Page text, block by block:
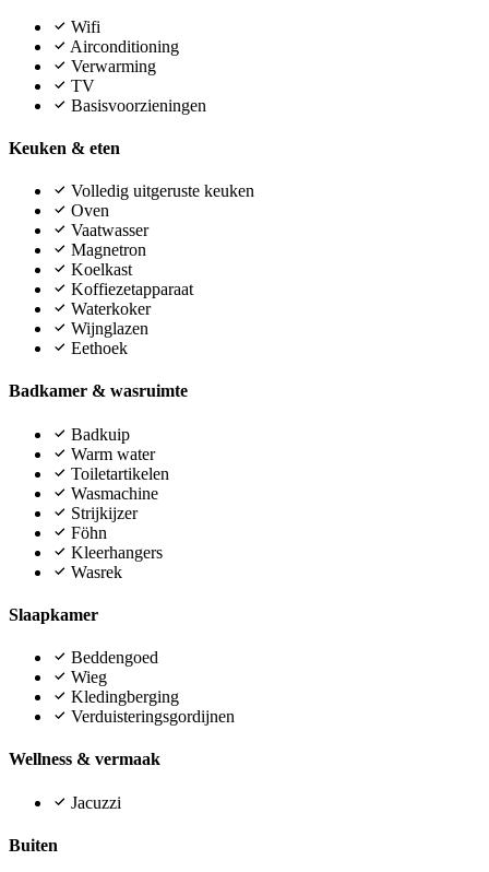
Wifi
Airconditioning
Verwarming
TV
Basisvoorzieningen
Keuken & eten
Volledig uitgeruste keuken
Oven
Vaatwasser
Magnetron
Koelkast
Koffiezetapparaat
Waterkoker
Wijnglazen
Eethoek
Badkamer & wasruimte
Badkuip
Warm water
Toiletartikelen
Wasmachine
Strijkijzer
Föhn
Kleerhangers
Wasrek
Slaapkamer
Beddengoed
Wieg
Kledingberging
Verduisteringsgordijnen
Wellness & vermaak
Jacuzzi
Buiten